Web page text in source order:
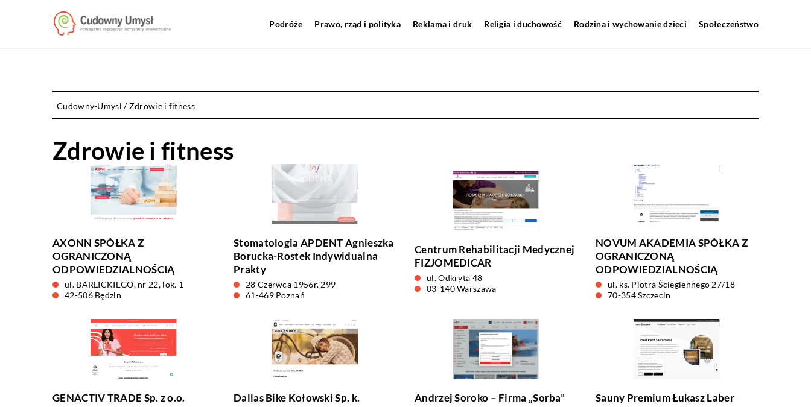
Podróże Prawo, rząd i polityka Reklama i druk Religia i duchowość Rodzina i wychowanie dzieci Społeczeństwo
Cudowny-Umysl /Zdrowie i fitness
Zdrowie i fitness
AXONN SPÓŁKA Z
OGRANICZONĄ
ODPOWIEDZIALNOŚCIĄ
ul. BARLICKIEGO, nr 22, lok. 1
42-506 Będzin
Stomatologia APDENT Agnieszka
Borucka-Rostek Indywidualna
Prakty
28 Czerwca 1956r. 299
61-469 Poznań
Centrum Rehabilitacji Medycznej
FIZJOMEDICAR
ul. Odkryta 48
03-140 Warszawa
NOVUM AKADEMIA SPÓŁKA Z
OGRANICZONĄ
ODPOWIEDZIALNOŚCIĄ
ul. ks. Piotra Ściegiennego 27/18
70-354 Szczecin
GENACTIV TRADE Sp. z o.o. Dallas Bike Kołowski Sp. k. Andrzej Soroko – Firma „Sorba” Sauny Premium Łukasz Laber